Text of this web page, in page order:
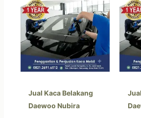
Jual Kaca Belakang
Daewoo Nubira